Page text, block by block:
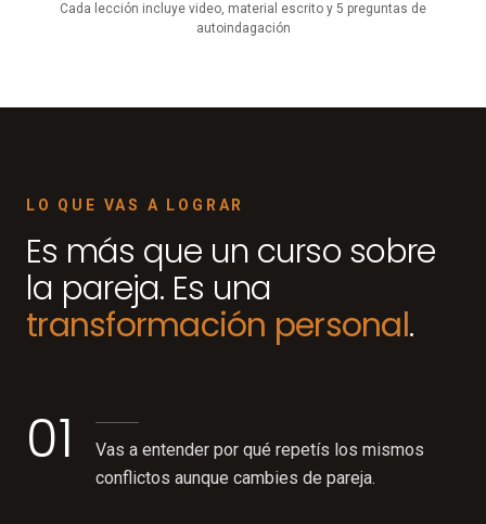
Cada lección incluye video, material escrito y 5 preguntas de
autoindagación
LO QUE VAS A LOGRAR
Es más que un curso sobre
la pareja. Es una
transformación personal.
01
Vas a entender por qué repetís los mismos
conflictos aunque cambies de pareja.